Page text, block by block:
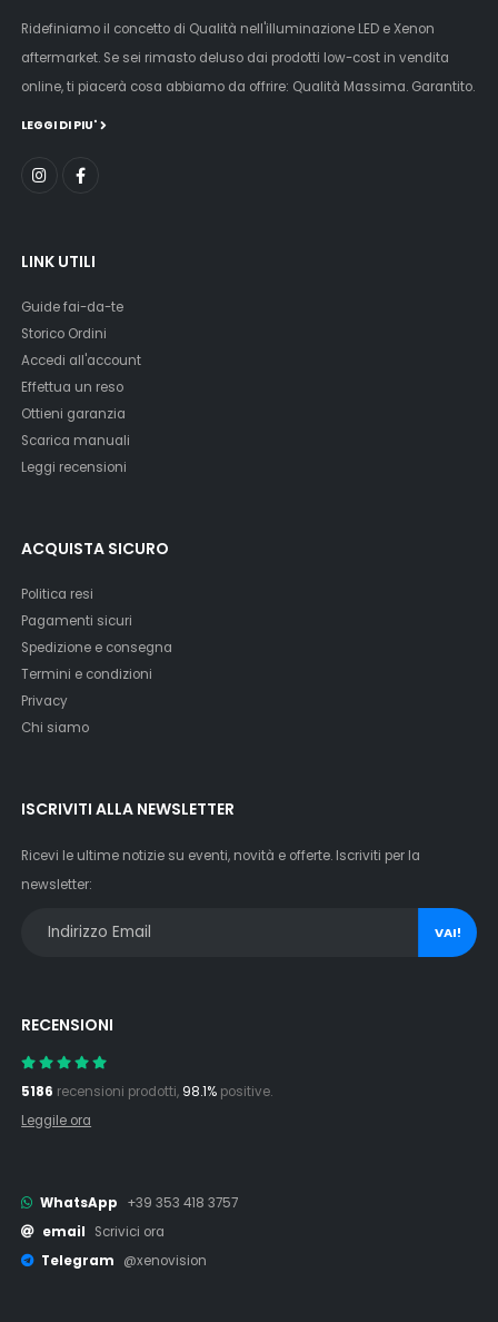
Ridefiniamo il concetto di Qualità nell'illuminazione LED e Xenon
aftermarket. Se sei rimasto deluso dai prodotti low-cost in vendita
online, ti piacerà cosa abbiamo da offrire: Qualità Massima. Garantito.
LEGGI DI PIU'
LINK UTILI
Guide fai-da-te
Storico Ordini
Accedi all'account
Effettua un reso
Ottieni garanzia
Scarica manuali
Leggi recensioni
ACQUISTA SICURO
Politica resi
Pagamenti sicuri
Spedizione e consegna
Termini e condizioni
Privacy
Chi siamo
ISCRIVITI ALLA NEWSLETTER
Ricevi le ultime notizie su eventi, novità e offerte. Iscriviti per la
newsletter:
VAI!
RECENSIONI
5186 recensioni prodotti, 98.1% positive.
Leggile ora
WhatsApp
+39 353 418 3757
email
Scrivici ora
Telegram
@xenovision